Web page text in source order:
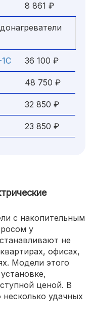
8 861 ₽
36 100 ₽
48 750 ₽
32 850 ₽
23 850 ₽
с накопительным
у
не
офисах,
Модели этого
ценой. В
несколько удачных